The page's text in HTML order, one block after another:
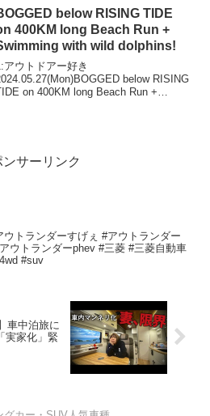
いで！！2:アウトドアー好き2021...
below RISING TIDE
400KM long Beach Run +
with wild dolphins!
アウトドアー好き
below RISING
on 400KM long Beach Run +
ンサーリンク
ウトランダーすげぇ #アウトランダー
ウトランダーphev #三菱 #三菱自動車
#suv
車中泊旅に
実家化」緊